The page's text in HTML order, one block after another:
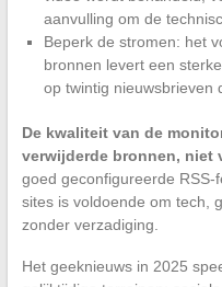
aanvulling om de
Beperk de stromen: het
bronnen levert een
op twintig nieuwsbrieven
De kwaliteit van de
verwijderde bronnen, niet
goed geconfigureerde
sites is voldoende om tech,
zonder verzadiging.
Het geeknieuws in 2025